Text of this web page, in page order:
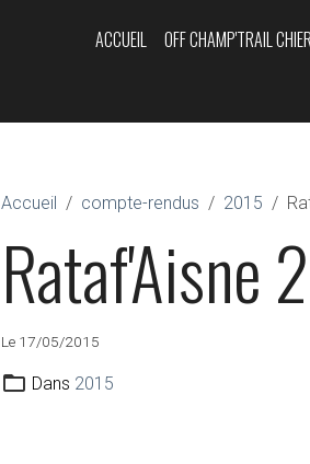
ACCUEIL OFF CHAMP'TRAIL
Accueil compte-rendus 2015
Rataf'Aisne
Le 17/05/2015
Dans 2015